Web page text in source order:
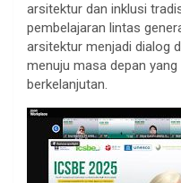
arsitektur dan inklusi
pembelajaran lintas
arsitektur menjadi dialog
menuju masa depan
berkelanjutan.